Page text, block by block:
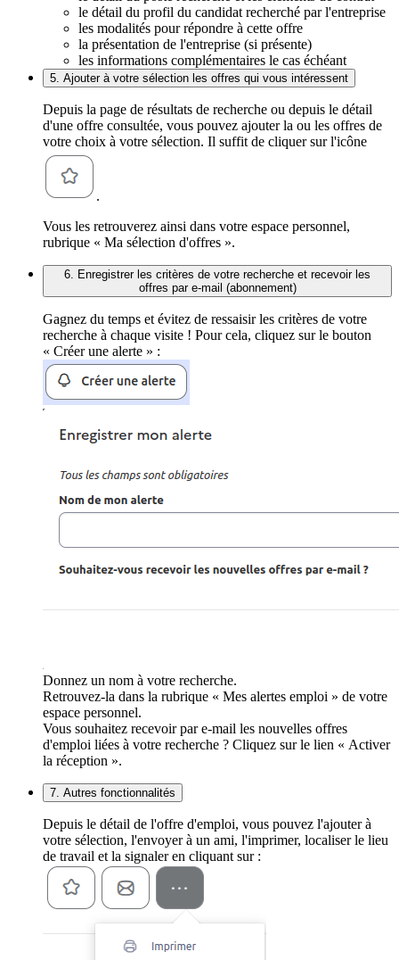
le détail du profil du candidat recherché par l'entreprise
les modalités pour répondre à cette offre
la présentation de l'entreprise (si présente)
les informations complémentaires le cas échéant
5. Ajouter à votre sélection les offres qui vous intéressent
Depuis la page de résultats de recherche ou depuis le détail
d'une offre consultée, vous pouvez ajouter la ou les offres de
votre choix à votre sélection. Il suffit de cliquer sur l'icône
.
Vous les retrouverez ainsi dans votre espace personnel,
rubrique « Ma sélection d'offres ».
6. Enregistrer les critères de votre recherche et recevoir les
offres par e-mail (abonnement)
Gagnez du temps et évitez de ressaisir les critères de votre
recherche à chaque visite ! Pour cela, cliquez sur le bouton
« Créer une alerte » :
Donnez un nom à votre recherche.
Retrouvez-la dans la rubrique « Mes alertes emploi » de votre
espace personnel.
Vous souhaitez recevoir par e-mail les nouvelles offres
d'emploi liées à votre recherche ? Cliquez sur le lien « Activer
la réception ».
7. Autres fonctionnalités
Depuis le détail de l'offre d'emploi, vous pouvez l'ajouter à
votre sélection, l'envoyer à un ami, l'imprimer, localiser le lieu
de travail et la signaler en cliquant sur :